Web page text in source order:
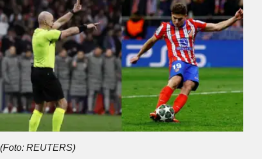
(Foto: REUTERS)